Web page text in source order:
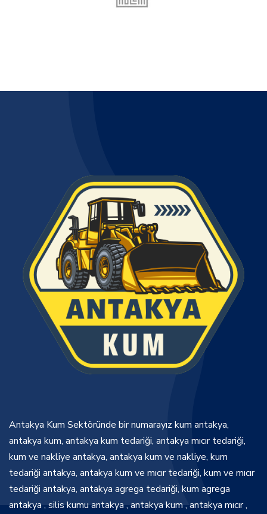
Antakya Kum Sektöründe bir numarayız kum antakya,
antakya kum, antakya kum tedariği, antakya mıcır tedariği,
kum ve nakliye antakya, antakya kum ve nakliye, kum
tedariği antakya, antakya kum ve mıcır tedariği, kum ve mıcır
tedariği antakya, antakya agrega tedariği, kum agrega
antakya , silis kumu antakya , antakya kum , antakya mıcır ,